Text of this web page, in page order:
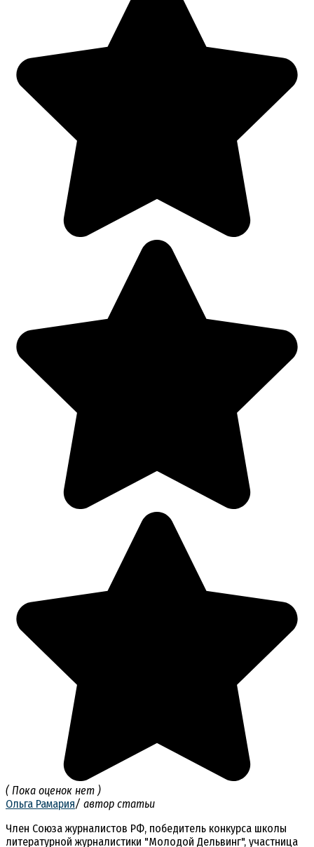
( Пока оценок нет )
Ольга Рамария/ автор статьи
Член Союза журналистов РФ, победитель конкурса школы
литературной журналистики "Молодой Дельвинг", участница